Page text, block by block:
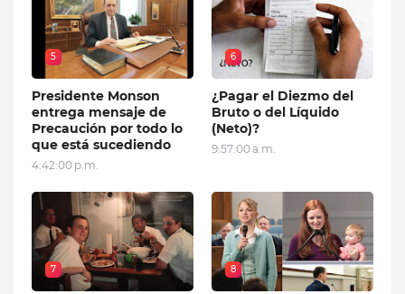
5
Presidente Monson
entrega mensaje de
Precaución por todo lo
que está sucediendo
4:42:00 p.m.
6
¿Pagar el Diezmo del
Bruto o del Líquido
(Neto)?
9:57:00 a.m.
7 8